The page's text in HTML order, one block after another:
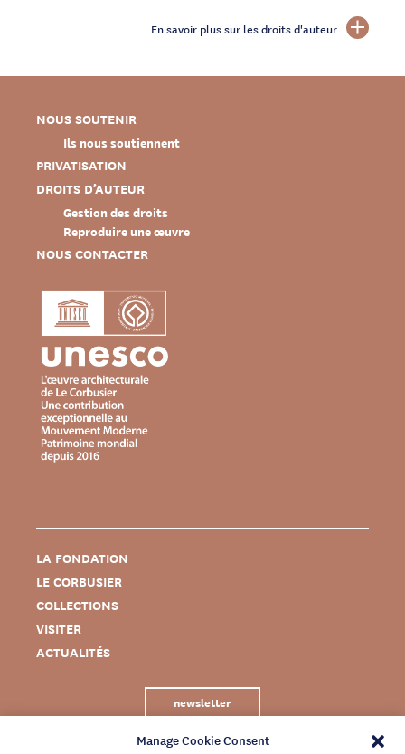
Manage Cookie Consent
En savoir plus sur les droits d'auteur
NOUS SOUTENIR
Ils nous soutiennent
PRIVATISATION
DROITS D’AUTEUR
Gestion des droits
Reproduire une œuvre
NOUS CONTACTER
LA FONDATION
LE CORBUSIER
COLLECTIONS
VISITER
ACTUALITÉS
newsletter